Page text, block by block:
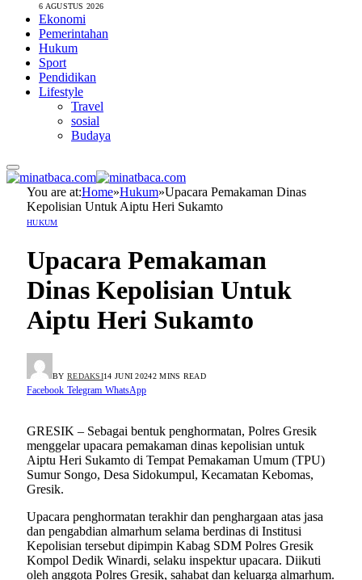
6 AGUSTUS 2026
Ekonomi
Pemerintahan
Hukum
Sport
Pendidikan
Lifestyle
Travel
sosial
Budaya
You are at:Home»Hukum»Upacara Pemakaman Dinas
Kepolisian Untuk Aiptu Heri Sukamto
HUKUM
Upacara Pemakaman
Dinas Kepolisian Untuk
Aiptu Heri Sukamto
BY REDAKSI14 JUNI 20242 MINS READ
Facebook Telegram WhatsApp
GRESIK – Sebagai bentuk penghormatan, Polres Gresik
menggelar upacara pemakaman dinas kepolisian untuk
Aiptu Heri Sukamto di Tempat Pemakaman Umum (TPU)
Sumur Songo, Desa Sidokumpul, Kecamatan Kebomas,
Gresik.
Upacara penghormatan terakhir dan penghargaan atas jasa
dan pengabdian almarhum selama berdinas di Institusi
Kepolisian tersebut dipimpin Kabag SDM Polres Gresik
Kompol Dedik Winardi, selaku inspektur upacara. Diikuti
oleh anggota Polres Gresik, sahabat dan keluarga almarhum.